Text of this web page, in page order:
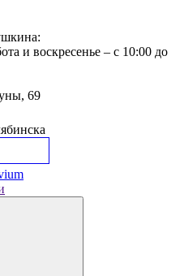
и воскресенье – с 10:00 до
69